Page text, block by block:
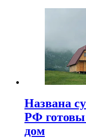
Названа
РФ готовы
дом